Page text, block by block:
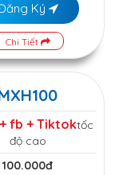
Ký
Chi Tiết
fb + Tiktoktốc
độ cao
100.000đ